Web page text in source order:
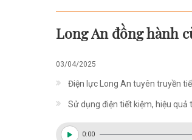
Long An đồng hành
03/04/2025
Điện lực Long An tuyên truyền
Sử dụng điện tiết kiệm, hiệu quả
0:00